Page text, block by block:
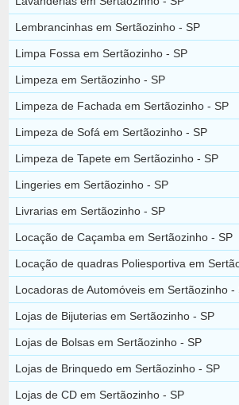
Lembrancinhas em Sertãozinho - SP
Limpa Fossa em Sertãozinho - SP
Limpeza em Sertãozinho - SP
Limpeza de Fachada em Sertãozinho - SP
Limpeza de Sofá em Sertãozinho - SP
Limpeza de Tapete em Sertãozinho - SP
Lingeries em Sertãozinho - SP
Livrarias em Sertãozinho - SP
Locação de Caçamba em Sertãozinho - SP
Locação de quadras Poliesportiva em
Locadoras de Automóveis em Sertãozinho -
Lojas de Bijuterias em Sertãozinho - SP
Lojas de Bolsas em Sertãozinho - SP
Lojas de Brinquedo em Sertãozinho - SP
Lojas de CD em Sertãozinho - SP